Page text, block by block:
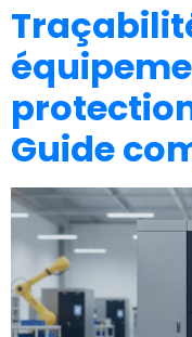
Guide
améliorer la
fonctionnalité
et la
structure du
site Web, en
fonction de la
façon dont le
site Web est
utilisé.
Expérience